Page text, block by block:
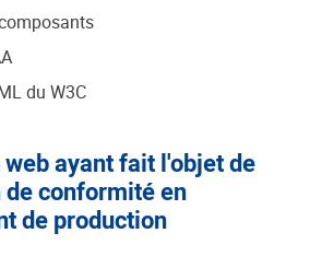
du W3C
ayant fait l'objet de
conformité en
de production